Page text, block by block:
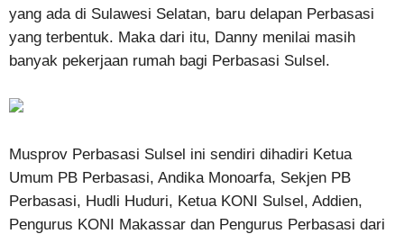
yang ada di Sulawesi Selatan, baru delapan Perbasasi
yang terbentuk. Maka dari itu, Danny menilai masih
banyak pekerjaan rumah bagi Perbasasi Sulsel.
Musprov Perbasasi Sulsel ini sendiri dihadiri Ketua
Umum PB Perbasasi, Andika Monoarfa, Sekjen PB
Perbasasi, Hudli Huduri, Ketua KONI Sulsel, Addien,
Pengurus KONI Makassar dan Pengurus Perbasasi dari